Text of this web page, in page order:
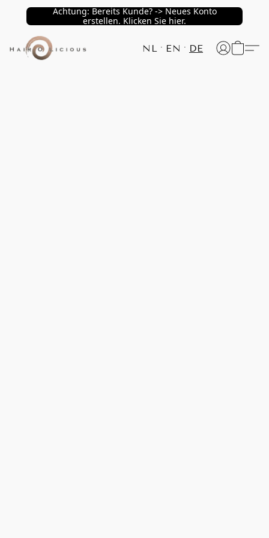
Achtung: Bereits Kunde? -> Neues Konto
erstellen. Klicken Sie hier.
NL EN DE